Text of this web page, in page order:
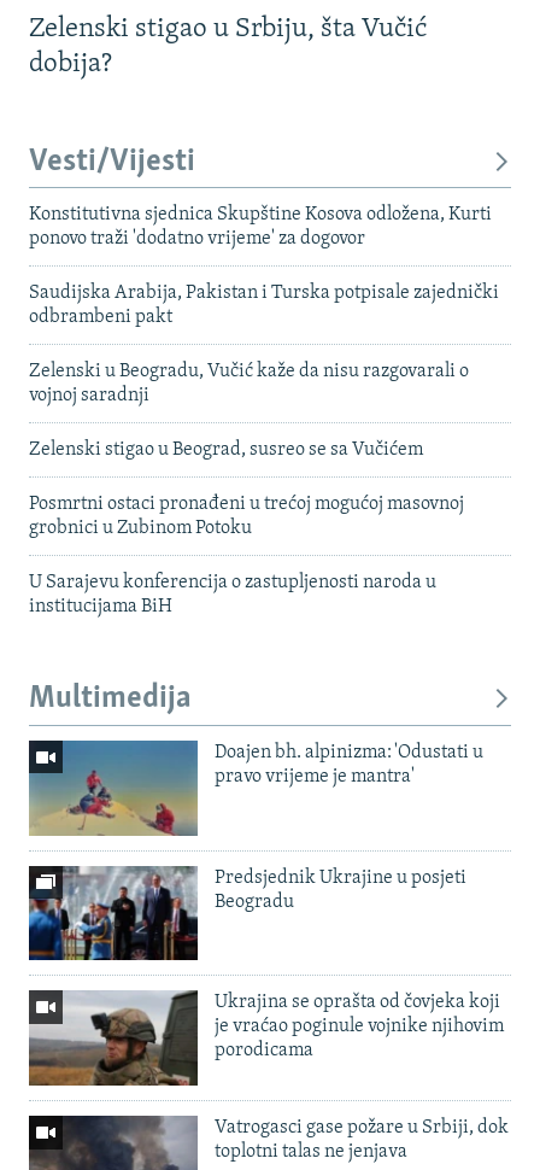
Zelenski stigao u Srbiju, šta Vučić
dobija?
Vesti/Vijesti
Konstitutivna sjednica Skupštine Kosova odložena, Kurti
ponovo traži 'dodatno vrijeme' za dogovor
Saudijska Arabija, Pakistan i Turska potpisale zajednički
odbrambeni pakt
Zelenski u Beogradu, Vučić kaže da nisu razgovarali o
vojnoj saradnji
Zelenski stigao u Beograd, susreo se sa Vučićem
Posmrtni ostaci pronađeni u trećoj mogućoj masovnoj
grobnici u Zubinom Potoku
U Sarajevu konferencija o zastupljenosti naroda u
institucijama BiH
Multimedija
Doajen bh. alpinizma: 'Odustati u
pravo vrijeme je mantra'
Predsjednik Ukrajine u posjeti
Beogradu
Ukrajina se oprašta od čovjeka koji
je vraćao poginule vojnike njihovim
porodicama
Vatrogasci gase požare u Srbiji, dok
toplotni talas ne jenjava